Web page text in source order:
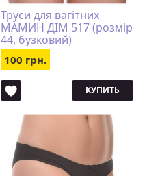
Труси для вагітних
МАМИН ДІМ 517 (розмір
44, бузковий)
100 грн.
КУПИТЬ